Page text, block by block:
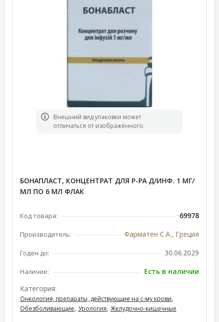
Bнешний вид упаковки может
отличаться от изображённого.
БОНАПЛАСТ, КОНЦЕНТРАТ ДЛЯ Р-РА Д/ИНФ. 1 МГ/
МЛ ПО 6 МЛ ФЛАК
Код товара: 69978
Производитель: Фарматен С.А., Греция
Годен до: 30.06.2029
Наличие:
Есть в наличии
Категория:
Онкология, препараты, действующие на с-му крови,
Обезболивающие, Урология, Желудочно-кишечные